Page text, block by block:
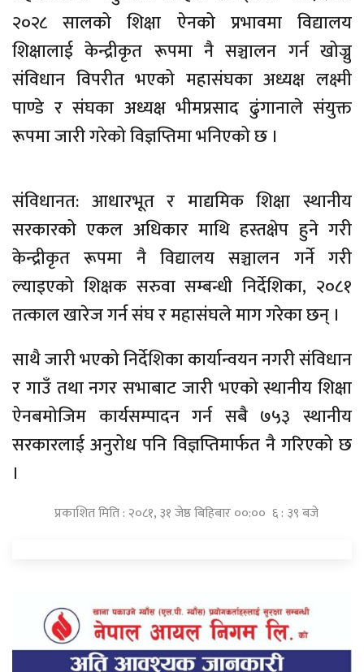
२०२८ सालको शिक्षा ऐनको प्रभावमा विद्यालय
शिक्षालाई केन्द्रीकृत रूपमा नै सञ्चालन गर्न खोज्नु
संविधान विपरीत भएको महासंघका अध्यक्ष लक्ष्मी
पाण्डे र संघका अध्यक्ष भीमप्रसाद ढुंगानाले संयुक्त
रूपमा जारी गरेको विज्ञप्तिमा भनिएको छ ।
संविधानत: आधारभूत र माद्यमिक शिक्षा स्थानीय
सरकारको एकल अधिकार माथि हस्तक्षेप हुने गरी
केन्द्रीकृत रूपमा नै विद्यालय सञ्चालन गर्ने गरी
ल्याइएको शिक्षक सरुवा सम्बन्धी निर्देशिका, २०८१
तत्काल खारेज गर्न संघ र महासंघले माग गरेका छन् ।
साथै जारी भएको निर्देशिका कार्यान्वयन नगरी संविधान
र गाउँ तथा नगर सभाबाट जारी भएको स्थानीय शिक्षा
ऐनबमोजिम कार्यसम्पादन गर्न सबै ७५३ स्थानीय
सरकारलाई अनुरोध पनि विज्ञप्तिमार्फत नै गरिएको छ
।
प्रकाशित मिति : २०८१, ३१ जेष्ठ बिहिबार ००:०० ६ : ३९ बजे